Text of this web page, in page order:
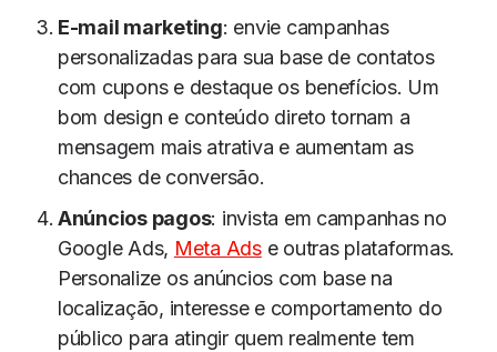
E-mail marketing: envie campanhas
personalizadas para sua base de contatos
com cupons e destaque os benefícios. Um
bom design e conteúdo direto tornam a
mensagem mais atrativa e aumentam as
chances de conversão.
Anúncios pagos: invista em campanhas no
Google Ads, Meta Adse outras plataformas.
Personalize os anúncios com base na
localização, interesse e comportamento do
público para atingir quem realmente tem